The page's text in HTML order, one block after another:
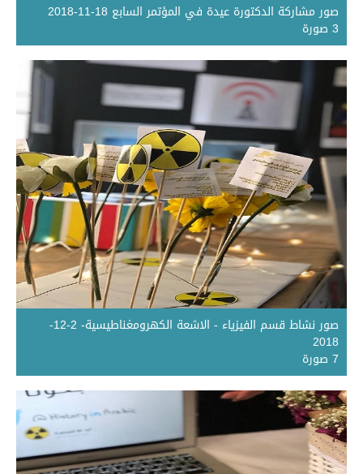
صور مشاركة الدكتورة عيدة في المؤتمر السابع 18-11-2018
3 صورة
صور نشاط قسم الفيزياء - الاشعة الكهرومغناطيسية- 2-12-
2018
7 صورة